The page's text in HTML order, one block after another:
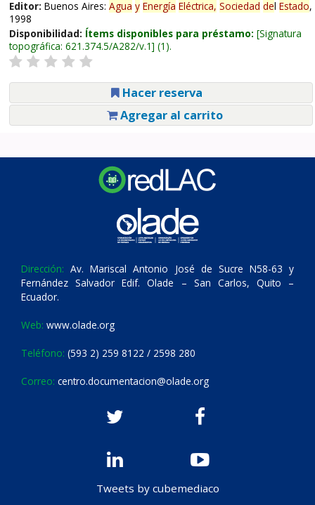
Editor: Buenos Aires: Agua y Energía Eléctrica, Sociedad del Estado,
1998
Disponibilidad: Ítems disponibles para préstamo: Signatura
topográfica: 621.374.5/A282/v.1 (1).
Hacer reserva
Agregar al carrito
Dirección: Av. Mariscal Antonio José de Sucre N58-63 y
Fernández Salvador Edif. Olade – San Carlos, Quito –
Ecuador.
Web: www.olade.org
Teléfono: (593 2) 259 8122 / 2598 280
Correo: centro.documentacion@olade.org
Tweets by cubemediaco